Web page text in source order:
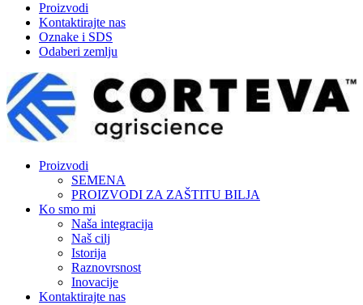
Proizvodi
Kontaktirajte nas
Oznake i SDS
Odaberi zemlju
Proizvodi
SEMENA
PROIZVODI ZA ZAŠTITU BILJA
Ko smo mi
Naša integracija
Naš cilj
Istorija
Raznovrsnost
Inovacije
Kontaktirajte nas